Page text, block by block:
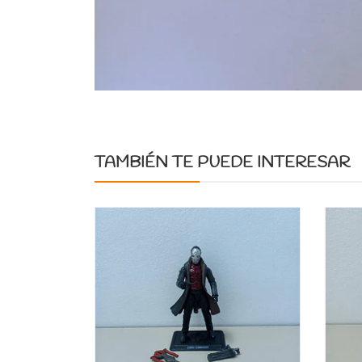
TAMBIÉN TE PUEDE INTERESAR